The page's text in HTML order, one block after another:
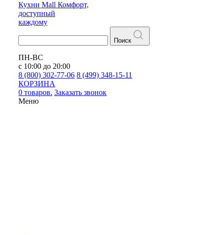
Кухни Mall Комфорт,
доступный
каждому
Поиск
ПН-ВС
с 10:00 до 20:00
8 (800) 302-77-06 8 (499) 348-15-11
КОРЗИНА
0 товаров. Заказать звонок
Меню